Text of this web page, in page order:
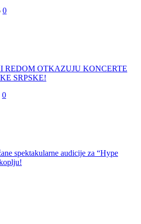
0
REDOM OTKAZUJU KONCERTE
SRPSKE!
0
spektakularne audicije za “Hype